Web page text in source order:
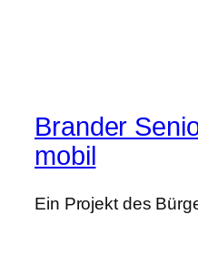
Brander
mobil
Ein Projekt des